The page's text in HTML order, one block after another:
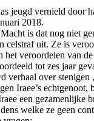
jeugd vernield door
2018.
is dat nog niet
celstraf uit. Ze is
veroordelen van
tot zes jaar
verhaal over
Iraee’s
een gezamenlijke
welke ze geen